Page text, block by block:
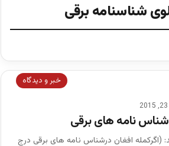
شناسنامه برقی
خبر و دیدگاه
شناس نامه های برقی
(اگرکمله افغان درشناس نامه های برقی درج